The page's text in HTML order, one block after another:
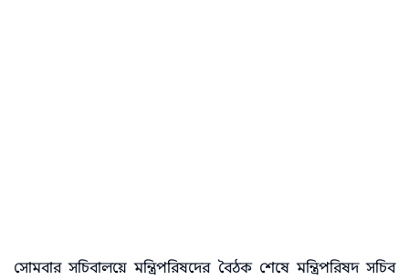
সোমবার সচিবালয়ে মন্ত্রিপরিষদের বৈঠক শেষে মন্ত্রিপরিষদ সচিব